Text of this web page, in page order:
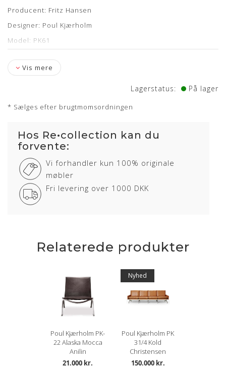
Producent: Fritz Hansen
Designer: Poul Kjærholm
Model: PK61
Mål: H: 32cm B: 80cm L:80cm
Vis mere
Lagerstatus: På lager
* Sælges efter brugtmomsordningen
Hos Re•collection kan du
forvente:
Vi forhandler kun 100% originale
møbler
Fri levering over 1000 DKK
Relaterede produkter
Poul Kjærholm PK-
22 Alaska Mocca
Anilin
21.000 kr.
Nyhed
Poul Kjærholm PK
31/4 Kold
Christensen
150.000 kr.